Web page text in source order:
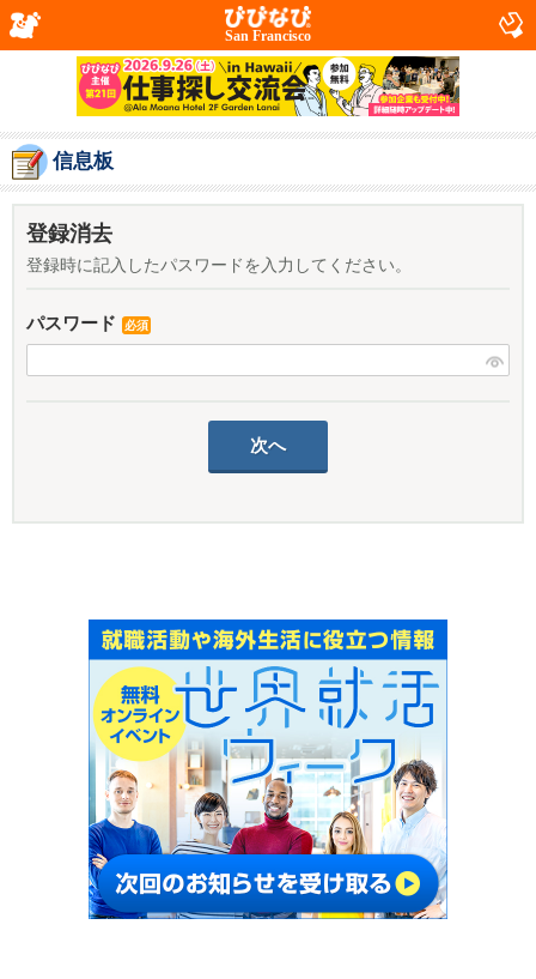
San Francisco
信息板
登録消去
登録時に記入したパスワードを入力してください。
パスワード 必須